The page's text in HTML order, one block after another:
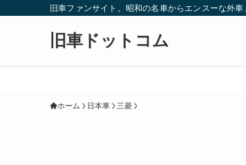
旧車ファンサイト。昭和の名車からエンスーな外
旧車ドットコム
ホーム 日本車 三菱